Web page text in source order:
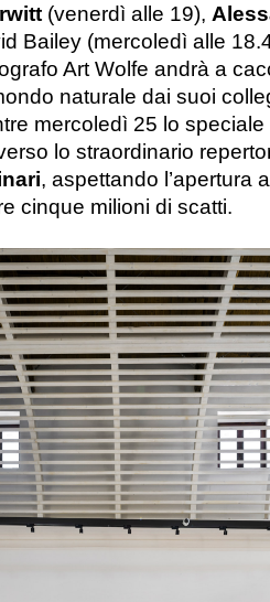
(venerdì alle 19),
Bailey (mercoledì alle
Art Wolfe andrà a
naturale dai suoi
mercoledì 25 lo speciale
lo straordinario
, aspettando l’apertura
cinque milioni di scatti.